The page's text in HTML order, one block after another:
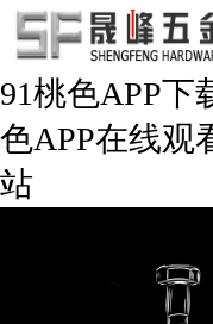
91桃色APP下
色APP在线观
站